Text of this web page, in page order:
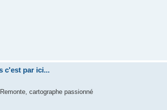
c'est par ici...
cartographe passionné